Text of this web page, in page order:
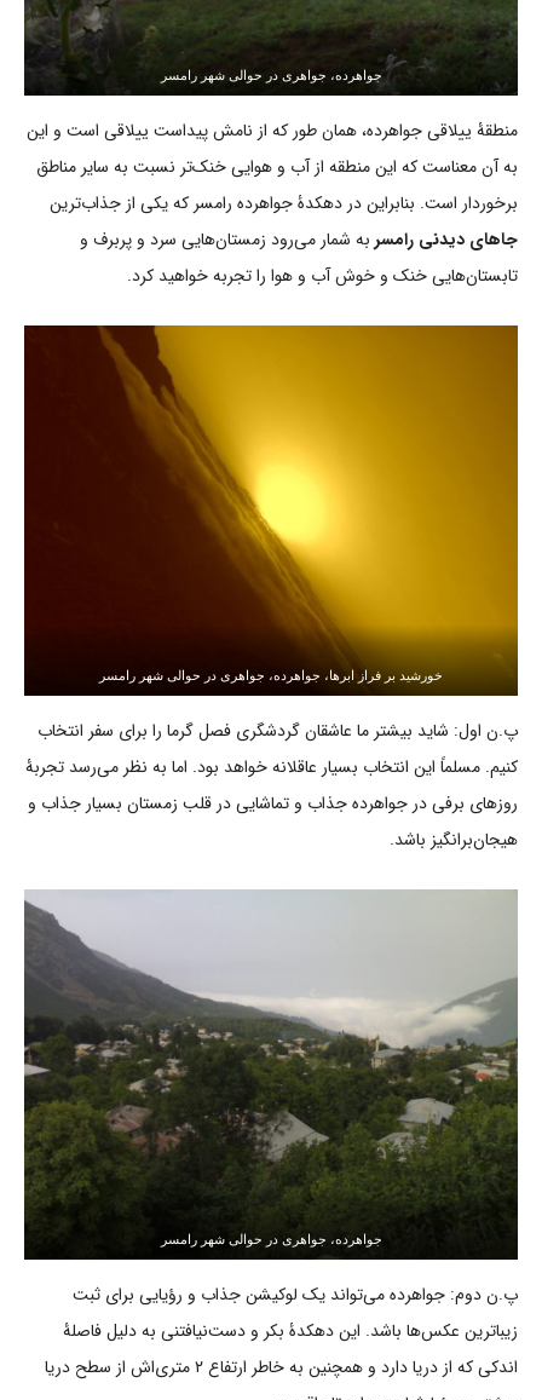
جواهرده، جواهری در حوالی شهر رامسر
منطقۀ ییلاقی جواهرده، همان طور که از نامش پیداست ییلاقی است و این
به آن معناست که این منطقه از آب و هوایی خنک‌تر نسبت به سایر مناطق
برخوردار است. بنابراین در دهکدۀ جواهرده رامسر که یکی از جذاب‌ترین
جاهای دیدنی رامسر به شمار می‌رود زمستان‌هایی سرد و پربرف و
تابستان‌هایی خنک و خوش آب و هوا را تجربه خواهید کرد.
خورشید بر فراز ابرها، جواهرده، جواهری در حوالی شهر رامسر
پ.ن اول: شاید بیشتر ما عاشقان گردشگری فصل گرما را برای سفر انتخاب
کنیم. مسلماً این انتخاب بسیار عاقلانه خواهد بود. اما به نظر می‌رسد تجربۀ
روزهای برفی در جواهرده جذاب و تماشایی در قلب زمستان بسیار جذاب و
هیجان‌برانگیز باشد.
جواهرده، جواهری در حوالی شهر رامسر
پ.ن دوم: جواهرده می‌تواند یک لوکیشن جذاب و رؤیایی برای ثبت
زیباترین عکس‌ها باشد. این دهکدۀ بکر و دست‌نیافتنی به دلیل فاصلۀ
اندکی که از دریا دارد و همچنین به خاطر ارتفاع ۲ متری‌اش از سطح دریا